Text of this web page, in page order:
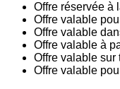
Offre réservée à
Offre valable
Offre valable
Offre valable à
Offre valable
Offre valable